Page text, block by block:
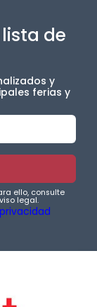
de
y
ferias y
ello, consulte
legal.